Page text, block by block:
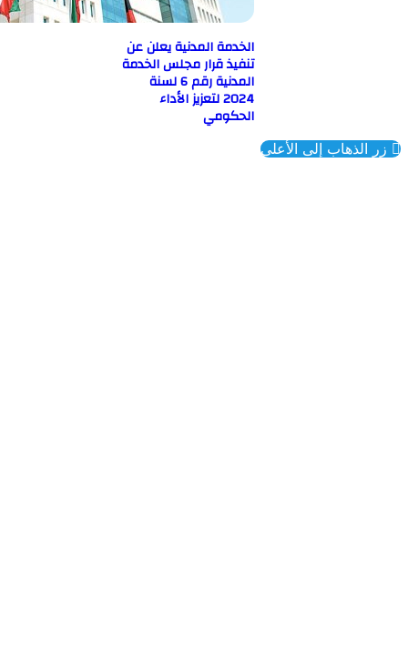
الخدمة المدنية يعلن عن
تنفيذ قرار مجلس الخدمة
المدنية رقم 6 لسنة
2024 لتعزيز الأداء
الحكومي
إلى الأعلى